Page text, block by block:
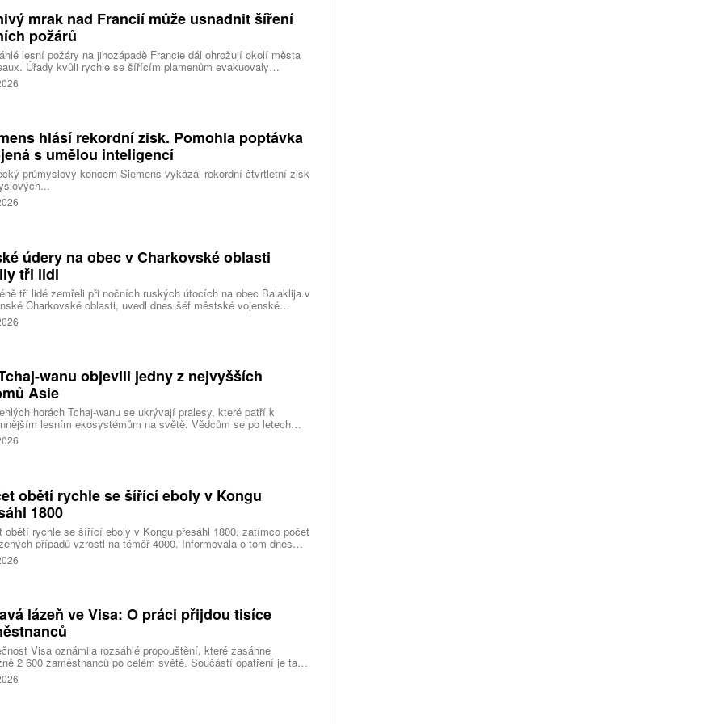
mrak nad Francií může usnadnit šíření
požárů
lesní požáry na jihozápadě Francie dál ohrožují okolí města
Úřady kvůli rychle se šířícím plamenům evakuovaly
lidí a nevylučují ani další rozšiřování bezpečnostních
Hasiči zároveň čelí neobvyklému jevu, který podle nich
hlásí rekordní zisk. Pomohla poptávka
s umělou inteligencí
průmyslový koncern Siemens vykázal rekordní čtvrtletní zisk
údery na obec v Charkovské oblasti
tři lidi
tři lidé zemřeli při nočních ruských útocích na obec Balaklija v
Charkovské oblasti, uvedl dnes šéf městské vojenské
Vitalij Karabanov. Ukrajinské letectvo ráno oznámilo, že Rusko
útočilo na Ukrajinu čtyřmi střelami a 101 bezpilotními letouny,
wanu objevili jedny z nejvyšších
Asie
horách Tchaj-wanu se ukrývají pralesy, které patří k
lesním ekosystémům na světě. Vědcům se po letech
pátrání podařilo objevit jedli tchajwanskou vysokou 84,1
která je dnes považována za nejvyšší známý strom ve
obětí rychle se šířící eboly v Kongu
1800
obětí rychle se šířící eboly v Kongu přesáhl 1800, zatímco počet
případů vzrostl na téměř 4000. Informovala o tom dnes
Reuters s odkazem na konžské úřady.
lázeň ve Visa: O práci přijdou tisíce
Visa oznámila rozsáhlé propouštění, které zasáhne
2 600 zaměstnanců po celém světě. Součástí opatření je také
320 pracovních míst v kalifornském Foster City, kde firma
významné technologické centrum. Vyplývá to z dokumentů